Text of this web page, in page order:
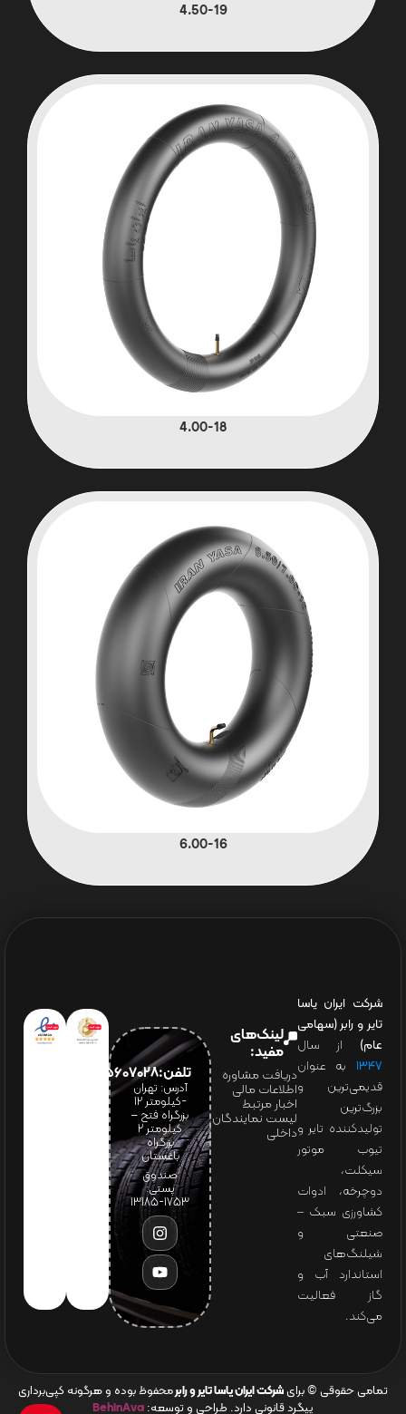
4.50-19
4.00-18
6.00-16
شرکت ایران یاسا
تایر و رابر (سهامی
عام) از سال
۱۳۴۷ به عنوان
قدیمی‌ترین و
بزرگ‌ترین
تولیدکننده تایر و
تیوب موتور
سیکلت،
دوچرخه، ادوات
کشاورزی سبک –
صنعتی و
شیلنگ‌های
استاندارد آب و
گاز فعالیت
می‌کند.
لینک‌های
مفید:
دریافت مشاوره
اطلاعات مالی
اخبار مرتبط
لیست نمایندگان
داخلی
تلفن:65607028(021)
آدرس: تهران
-کیلومتر 12
بزرگراه فتح –
کیلومتر ۲
بزرگراه
باغستان
صندوق
پستی:
1753-13185
تمامی حقوقی © برای شرکت ایران یاسا تایر و رابرمحفوظ بوده و هرگونه کپی‌برداری
پیگرد قانونی دارد. طراحی و توسعه: BehinAva